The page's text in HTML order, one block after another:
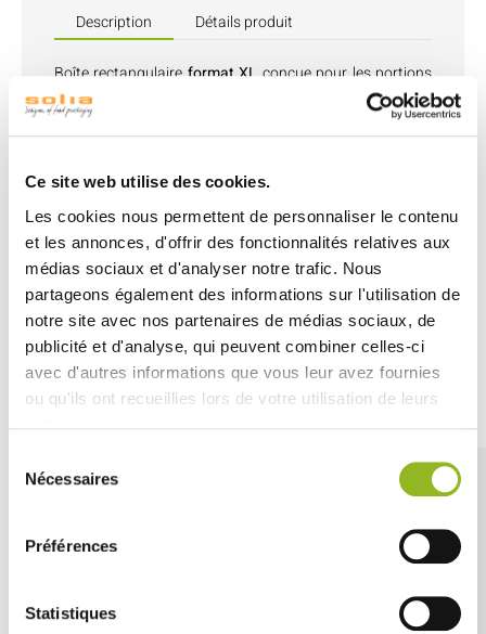
Ce site web utilise des cookies.
Les cookies nous permettent de personnaliser le contenu
et les annonces, d'offrir des fonctionnalités relatives aux
médias sociaux et d'analyser notre trafic. Nous
partageons également des informations sur l'utilisation de
notre site avec nos partenaires de médias sociaux, de
publicité et d'analyse, qui peuvent combiner celles-ci
avec d'autres informations que vous leur avez fournies
ou qu'ils ont recueillies lors de votre utilisation de leurs
Nécessaires
Préférences
Statistiques
Description Détails produit
Boîte rectangulaire format XL conçue pour les portions
généreuses ou les plats complets à partager.
résistance
Idéale pour les événements importants, la restauration
collective et le traiteur, elle assure une présentation
soignée et uneconservation efficacede vos
préparations.
Découvrez aussi